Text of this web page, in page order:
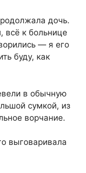
дочь.
всё к больнице
— я его
буду, как
в обычную
сумкой, из
ворчание.
выговаривала